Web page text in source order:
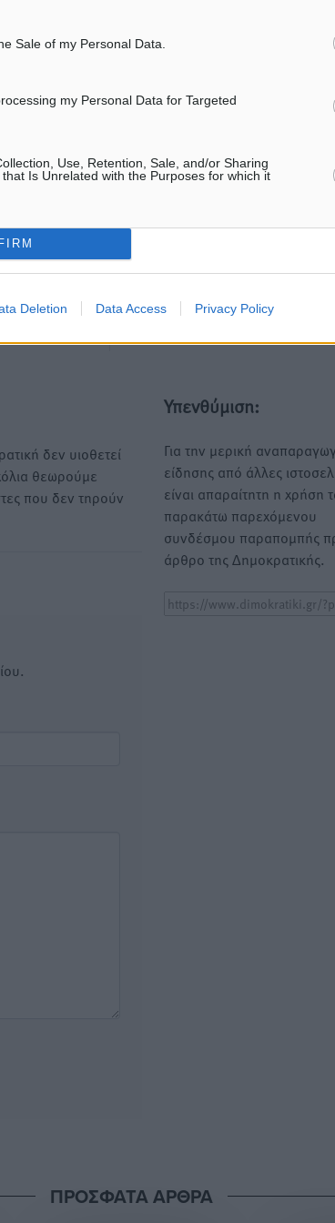
Sale of my Personal Data.
my Personal Data for Targeted
Use, Retention, Sale, and/or Sharing
Is Unrelated with the Purposes for which it
Deletion Data Access Privacy Policy
News ★ ↗
προς
ΑΘΛΗΤΙΚΆ
Ζαχαρία Ήλιο κάτω από τα
δεν υιοθετεί
θεωρούμε
που δεν τηρούν
Υπενθύμιση:
Για την μερική
είδησης από άλλες
είναι απαραίτητη η χρήση
παρακάτω παρεχόμενου
συνδέσμου παραπομπής
άρθρο της Δημοκρατικής.
ΠΡΟΣΦΑΤΑ ΑΡΘΡΑ